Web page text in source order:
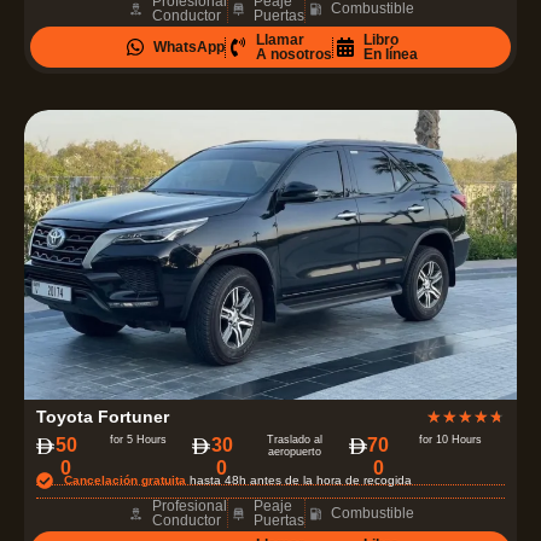
a
o
o
n
4
.
7
d
e
5
Conductor
Puertas
Combustible
WhatsApp
Llamar
A nosotros
Libro
En línea
Toyota Fortuner ★★★★★
o
50
0
for 5 Hours
30
0
Traslado al
aeropuerto
70
0
for 10 Hours
Cancelación gratuita hasta 48h antes de la hora de recogida
Profesional
Conductor
Peaje
Puertas
Combustible